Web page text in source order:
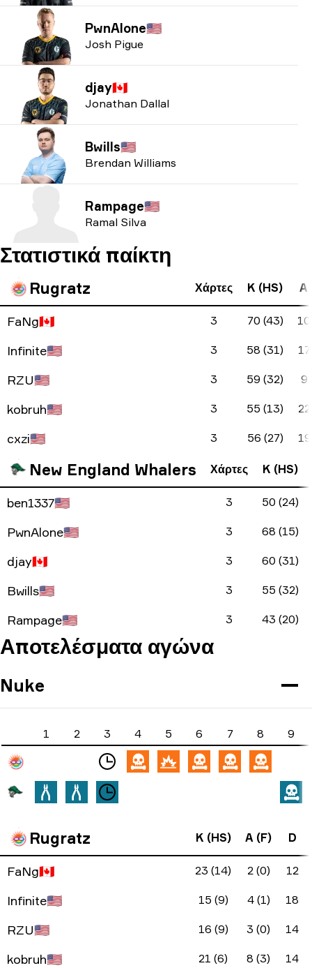
PwnAlone🇺🇸
Josh Pigue
djay🇨🇦
Jonathan Dallal
Bwills🇺🇸
Brendan Williams
Rampage🇺🇸
Ramal Silva
Στατιστικά παίκτη
Rugratz Χάρτες K (HS) A
FaNg🇨🇦 3 70 (43)
Infinite🇺🇸 3 58 (31)
RZU🇺🇸 3 59 (32) 9
kobruh🇺🇸 3 55 (13)
cxzi🇺🇸 3 56 (27)
New England Whalers Χάρτες K (HS)
ben1337🇺🇸 3 50 (24)
PwnAlone🇺🇸 3 68 (15)
djay🇨🇦 3 60 (31)
Bwills🇺🇸 3 55 (32)
Rampage🇺🇸 3 43 (20)
Αποτελέσματα αγώνα
Nuke
1 2 3 4 5 6 7 8 9
Rugratz K (HS) A (F) D
FaNg🇨🇦 23 (14) 2 (0) 12
Infinite🇺🇸 15 (9) 4 (1) 18
RZU🇺🇸 16 (9) 3 (0) 14
kobruh🇺🇸 21 (6) 8 (3) 14